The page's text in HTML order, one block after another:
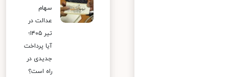
سهام
عدالت در
تیر ۱۴۰۵؛
آیا پرداخت
جدیدی در
راه است؟